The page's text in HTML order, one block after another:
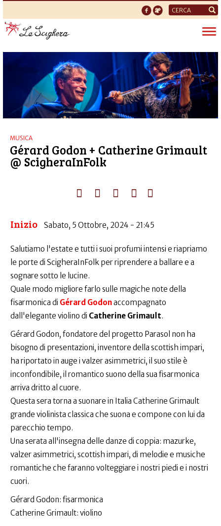
Form
di
ricerca
MUSICA
Gérard Godon + Catherine Grimault
@ ScigheraInFolk
Inizio Sabato, 5 Ottobre, 2024 - 21:45
Salutiamo l'estate e tutti i suoi profumi intensi e riapriamo
le porte di ScigheraInFolk per riprendere a ballare e a
sognare sotto le lucine.
Quale modo migliore farlo sulle magiche note della
fisarmonica di Gérard Godonaccompagnato
dall'elegante violino di Catherine Grimault.
Gérard Godon, fondatore del progetto Parasol non ha
bisogno di presentazioni, inventore della scottish impari,
ha riportato in auge i valzer asimmetrici, il suo stile è
inconfondibile, il romantico suono della sua fisarmonica
arriva dritto al cuore.
Questa sera torna a suonare in Italia Catherine Grimault
grande violinista classica che suona e compone con lui da
parecchio tempo.
Una serata all'insegna delle danze di coppia: mazurke,
valzer asimmetrici, scottish impari, di melodie e musiche
romantiche che faranno volteggiare i nostri piedi e i nostri
cuori.
Gérard Godon: fisarmonica
Catherine Grimault: violino